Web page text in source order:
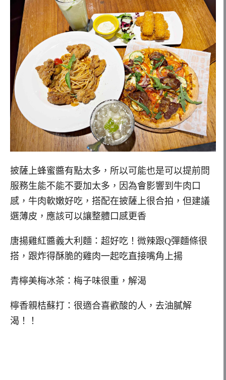
披薩上蜂蜜醬有點太多，所以可能也是可以提前問
服務生能不能不要加太多，因為會影響到牛肉口
感，牛肉軟嫩好吃，搭配在披薩上很合拍，但建議
選薄皮，應該可以讓整體口感更香
唐揚雞紅醬義大利麵：超好吃！微辣跟Q彈麵條很
搭，跟炸得酥脆的雞肉一起吃直接嘴角上揚
青檸美梅冰茶：梅子味很重，解渴
檸香親桔蘇打：很適合喜歡酸的人，去油膩解
渴！！